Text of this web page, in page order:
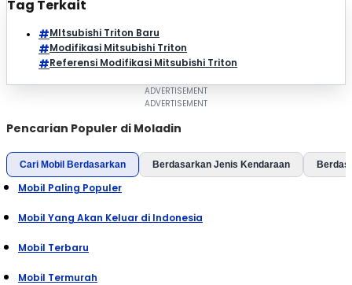
Tag Terkait
MItsubishi Triton Baru
Modifikasi Mitsubishi Triton
Referensi Modifikasi Mitsubishi Triton
Pencarian Populer di Moladin
Cari Mobil Berdasarkan Berdasarkan Jenis Kendaraan
Mobil Paling Populer
Mobil Yang Akan Keluar di Indonesia
Mobil Terbaru
Mobil Termurah